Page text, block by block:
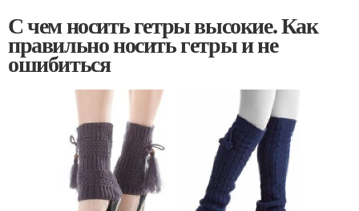
С чем носить гетры высокие. Как
правильно носить гетры и не
ошибиться